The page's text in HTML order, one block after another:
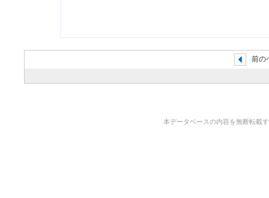
前の
本データベースの内容を無断転載